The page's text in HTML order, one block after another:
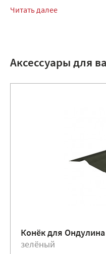
Читать далее
Аксессуары для
Конёк для
зелёный